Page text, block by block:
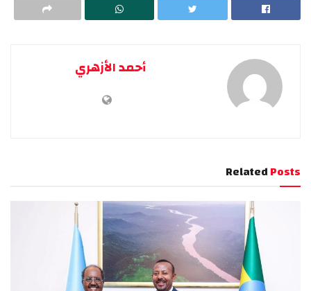
أحمد الأزهري
RelatedPosts